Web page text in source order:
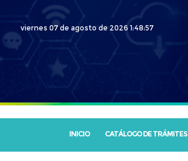
viernes 07 de agosto de 2026 1:48:58
INICIO CATÁLOGO DE TRÁMITES